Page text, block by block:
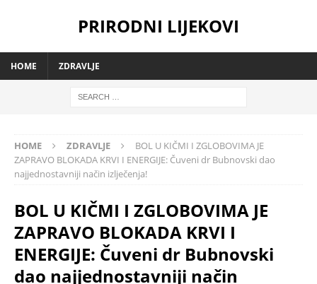
PRIRODNI LIJEKOVI
HOME ZDRAVLJE
HOME ZDRAVLJE
BOL U KIČMI I ZGLOBOVIMA JE
ZAPRAVO BLOKADA KRVI I ENERGIJE: Čuveni dr Bubnovski dao
najjednostavniji način izlječenja!
BOL U KIČMI I ZGLOBOVIMA JE
ZAPRAVO BLOKADA KRVI I
ENERGIJE: Čuveni dr Bubnovski
dao najjednostavniji način